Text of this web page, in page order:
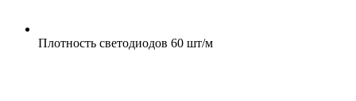
Плотность светодиодов 60 шт/м